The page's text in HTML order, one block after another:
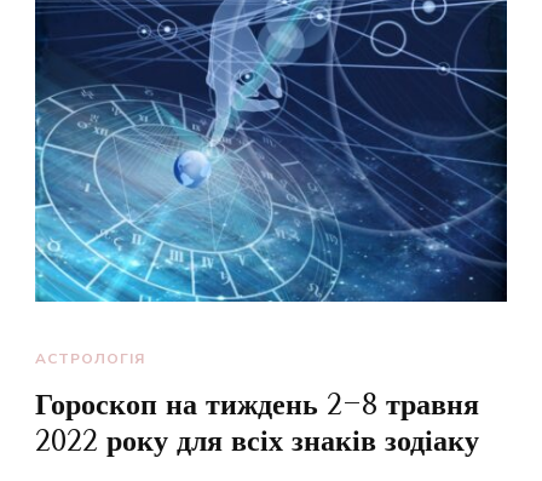
АСТРОЛОГІЯ
Гороскоп на тиждень 2-8 травня
2022 року для всіх знаків зодіаку